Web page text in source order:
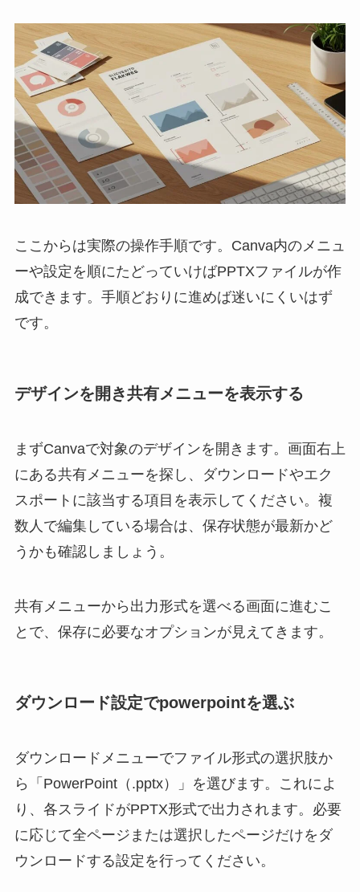
ここからは実際の操作手順です。Canva内のメニュ
ーや設定を順にたどっていけばPPTXファイルが作
成できます。手順どおりに進めば迷いにくいはず
です。
デザインを開き共有メニューを表示する
まずCanvaで対象のデザインを開きます。画面右上
にある共有メニューを探し、ダウンロードやエク
スポートに該当する項目を表示してください。複
数人で編集している場合は、保存状態が最新かど
うかも確認しましょう。
共有メニューから出力形式を選べる画面に進むこ
とで、保存に必要なオプションが見えてきます。
ダウンロード設定でpowerpointを選ぶ
ダウンロードメニューでファイル形式の選択肢か
ら「PowerPoint（.pptx）」を選びます。これによ
り、各スライドがPPTX形式で出力されます。必要
に応じて全ページまたは選択したページだけをダ
ウンロードする設定を行ってください。